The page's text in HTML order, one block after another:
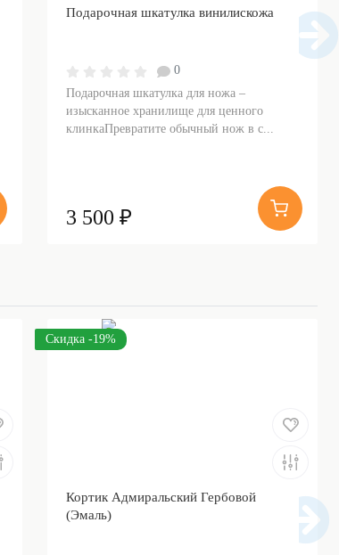
Подарочная шкатулка винилискожа
0
Подарочная шкатулка для ножа –
изысканное хранилище для ценного
клинкаПревратите обычный нож в с...
3 500 ₽
Скидка -19%
Кортик Адмиральский Гербовой
(Эмаль)